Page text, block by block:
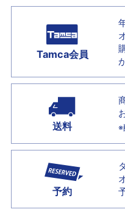
Tamca会員
送料 ※
予約